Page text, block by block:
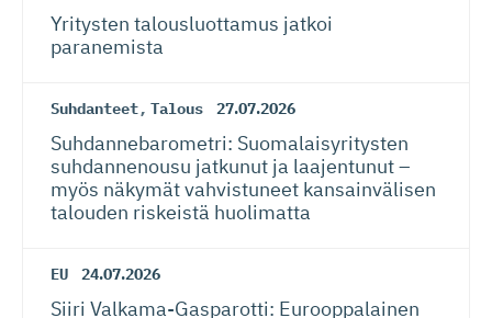
Yritysten talousluottamus jatkoi
paranemista
Suhdanteet, Talous 27.07.2026
Suhdanneba­ro­metri: Suomalaisy­ri­tysten
suhdannenousu jatkunut ja laajentunut –
myös näkymät vahvistuneet kansainvälisen
talouden riskeistä huolimatta
EU 24.07.2026
Siiri Valkama-Gas­pa­rotti: Eurooppalainen